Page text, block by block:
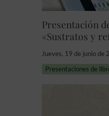
Presentación
«Sustratos y
Jueves, 19 de junio de
Presentaciones de